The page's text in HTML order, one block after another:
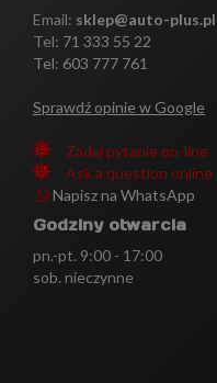
Email: sklep@auto-plus.pl
Tel: 71 333 55 22
Tel: 603 777 761
Sprawdź opinie w Google
Zadaj pytanie on-line
Ask a question online
Napisz na WhatsApp
Godziny otwarcia
pn.-pt. 9:00 - 17:00
sob. nieczynne